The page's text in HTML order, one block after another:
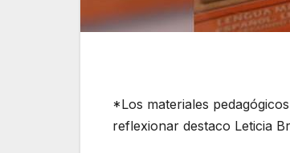
*Los materiales
reflexionar destaco Leticia